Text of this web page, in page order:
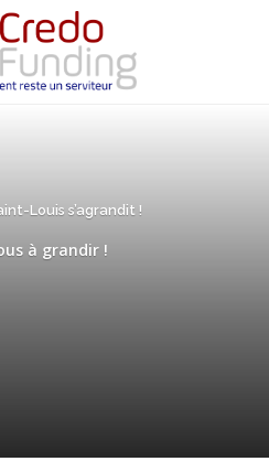
Louis s’agrandit !
à grandir !